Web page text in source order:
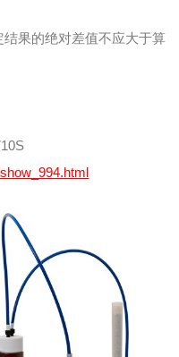
果的绝对差值不应大于算